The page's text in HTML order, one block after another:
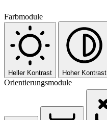
Farbmodule
Heller Kontrast Hoher Kontrast
Orientierungsmodule